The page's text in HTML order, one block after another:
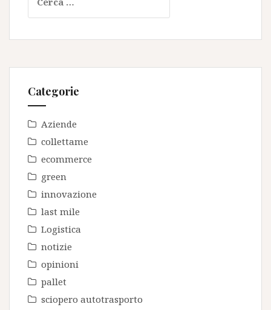
per:
Categorie
Aziende
collettame
ecommerce
green
innovazione
last mile
Logistica
notizie
opinioni
pallet
sciopero autotrasporto